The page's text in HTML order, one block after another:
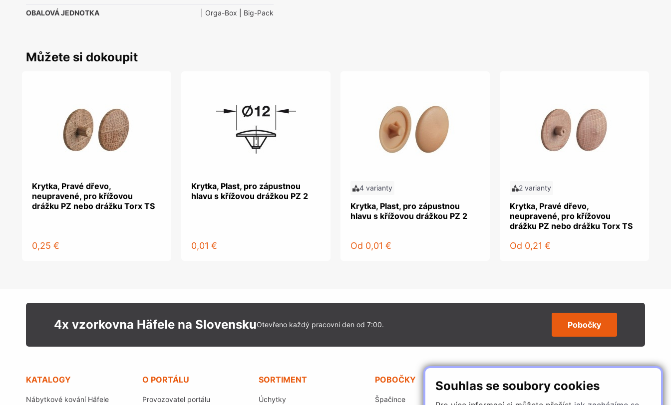
Souhlas se soubory cookies
OBALOVÁ JEDNOTKA | Orga-Box | Big-Pack
Můžete si dokoupit
Krytka, Pravé dřevo,
neupravené, pro křížovou
drážku PZ nebo drážku Torx TS
0,25 €
Krytka, Plast, pro zápustnou
hlavu s křížovou drážkou PZ 2
0,01 €
4 varianty
Krytka, Plast, pro zápustnou
hlavu s křížovou drážkou PZ 2
Od 0,01 €
2 varianty
Krytka, Pravé dřevo,
neupravené, pro křížovou
drážku PZ nebo drážku Torx TS
Od 0,21 €
4x vzorkovna Häfele na SlovenskuOtevřeno každý pracovní den od 7:00. Pobočky
KATALOGY
Nábytkové kování Häfele
O PORTÁLU
Provozovatel portálu
SORTIMENT
Úchytky
POBOČKY
Špačince
SLEDUJTE NÁS